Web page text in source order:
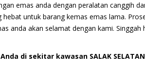
emas anda dengan peralatan canggih
untuk barang kemas emas lama.
anda akan selamat dengan kami.
di sekitar kawasan SALAK SELATAN